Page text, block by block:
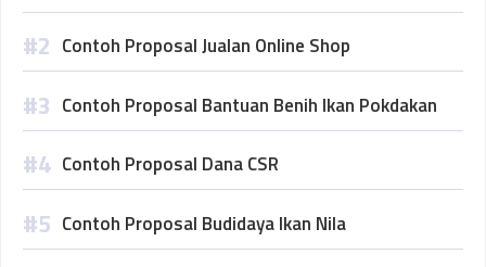
Contoh Proposal Jualan Online Shop
Contoh Proposal Bantuan Benih Ikan Pokdakan
Contoh Proposal Dana CSR
Contoh Proposal Budidaya Ikan Nila